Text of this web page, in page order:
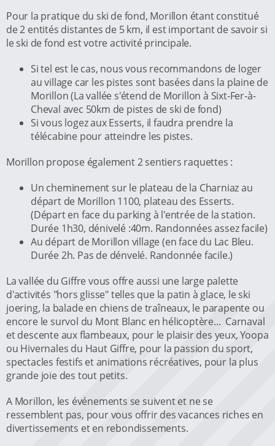
Pour la pratique du ski de fond, Morillon étant constitué
de 2 entités distantes de 5 km, il est important de savoir si
le ski de fond est votre activité principale.
Si tel est le cas, nous vous recommandons de loger
au village car les pistes sont basées dans la plaine de
Morillon (La vallée s'étend de Morillon à Sixt-Fer-à-
Cheval avec 50km de pistes de ski de fond)
Si vous logez aux Esserts, il faudra prendre la
télécabine pour atteindre les pistes.
Morillon propose également 2 sentiers raquettes :
Un cheminement sur le plateau de la Charniaz au
départ de Morillon 1100, plateau des Esserts.
(Départ en face du parking à l'entrée de la station.
Durée 1h30, dénivelé :40m. Randonnées assez facile)
Au départ de Morillon village (en face du Lac Bleu.
Durée 2h. Pas de dénvelé. Randonnée facile.)
La vallée du Giffre vous offre aussi une large palette
d'activités "hors glisse" telles que la patin à glace, le ski
joering, la balade en chiens de traîneaux, le parapente ou
encore le survol du Mont Blanc en hélicoptère... Carnaval
et descente aux flambeaux, pour le plaisir des yeux, Yoopa
ou Hivernales du Haut Giffre, pour la passion du sport,
spectacles festifs et animations récréatives, pour la plus
grande joie des tout petits.
A Morillon, les événements se suivent et ne se
ressemblent pas, pour vous offrir des vacances riches en
divertissements et en rebondissements.